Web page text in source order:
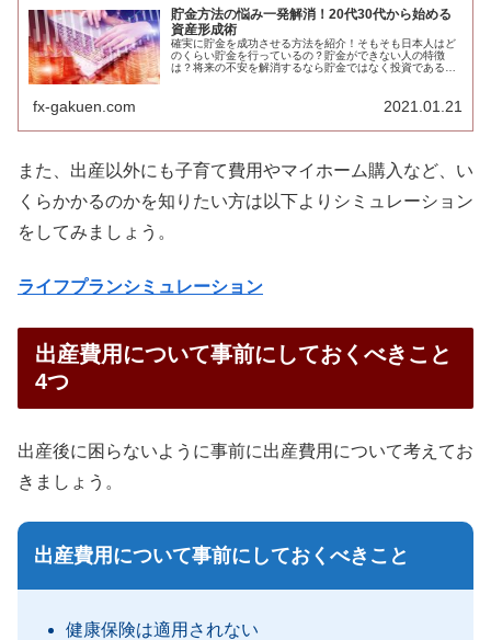
貯金方法の悩み一発解消！20代30代から始める
資産形成術
確実に貯金を成功させる方法を紹介！そもそも日本人はど
のくらい貯金を行っているの？貯金ができない人の特徴
は？将来の不安を解消するなら貯金ではなく投資である理
fx-gakuen.com 2021.01.21
また、出産以外にも子育て費用やマイホーム購入など、い
くらかかるのかを知りたい方は以下よりシミュレーション
をしてみましょう。
ライフプランシミュレーション
出産費用について事前にしておくべきこと
4つ
出産後に困らないように事前に出産費用について考えてお
きましょう。
出産費用について事前にしておくべきこと
健康保険は適用されない